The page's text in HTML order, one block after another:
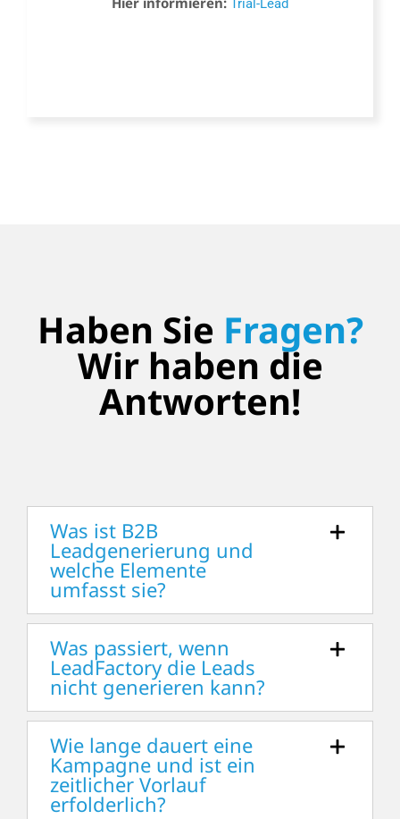
Trial-Lead
Haben Sie Fragen?
Wir haben die
Antworten!
Was ist B2B
Leadgenerierung und
welche Elemente
umfasst sie?
Was passiert, wenn
LeadFactory die Leads
nicht generieren kann?
Wie lange dauert eine
Kampagne und ist ein
zeitlicher Vorlauf
erfolderlich?